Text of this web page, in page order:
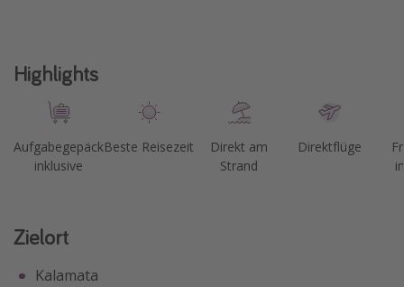
Highlights
Aufgabegepäck
inklusive
Beste Reisezeit
Direkt am
Strand
Direktflüge
Zielort
Kalamata